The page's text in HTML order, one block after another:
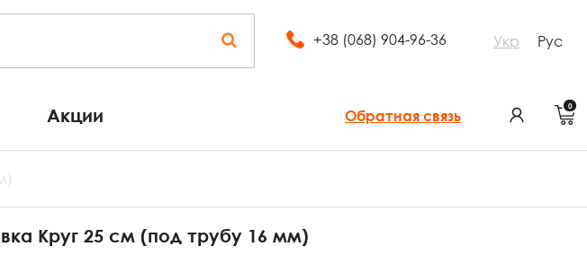
+38 (068) 904-96-36 Укр Рус
Акции Обратная связь
0
Круг 25 см (под трубу 16 мм)